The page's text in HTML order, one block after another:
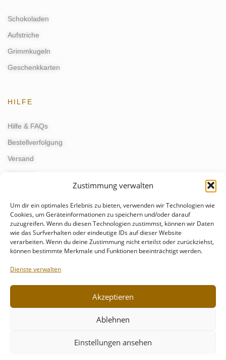
Zustimmung verwalten
Um dir ein optimales Erlebnis zu bieten, verwenden wir Technologien wie
Cookies, um Geräteinformationen zu speichern und/oder darauf
zuzugreifen. Wenn du diesen Technologien zustimmst, können wir Daten
wie das Surfverhalten oder eindeutige IDs auf dieser Website
verarbeiten. Wenn du deine Zustimmung nicht erteilst oder zurückziehst,
können bestimmte Merkmale und Funktionen beeinträchtigt werden.
Dienste verwalten
Akzeptieren
Ablehnen
Einstellungen ansehen
Schokoladen
Aufstriche
Grimmkugeln
Geschenkkarten
HILFE
Hilfe & FAQs
Bestellverfolgung
Versand
KONTAKT
kontakt@schmunzelgeist.de
events@schmunzelgeist.de
+49 176 - 55499821